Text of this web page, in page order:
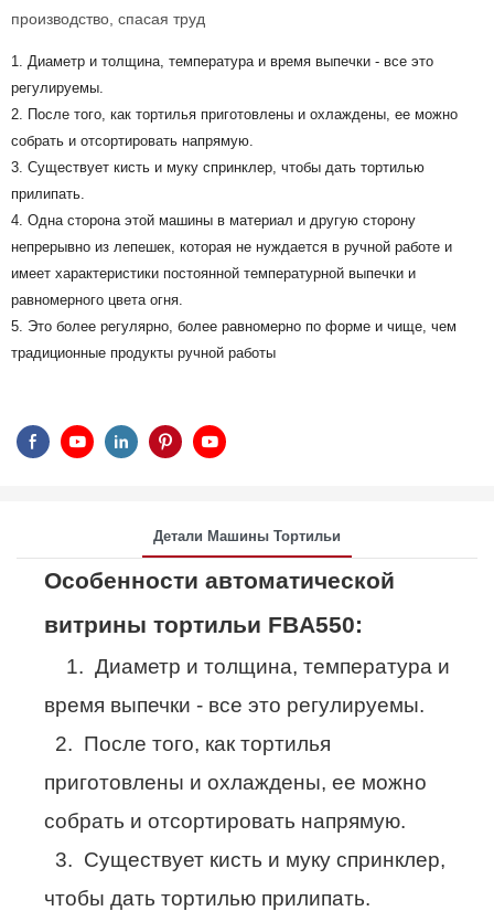
производство, спасая труд
1. Диаметр и толщина, температура и время выпечки - все это
регулируемы.
2. После того, как тортилья приготовлены и охлаждены, ее можно
собрать и отсортировать напрямую.
3. Существует кисть и муку спринклер, чтобы дать тортилью
прилипать.
4. Одна сторона этой машины в материал и другую сторону
непрерывно из лепешек, которая не нуждается в ручной работе и
имеет характеристики постоянной температурной выпечки и
равномерного цвета огня.
5. Это более регулярно, более равномерно по форме и чище, чем
традиционные продукты ручной работы
Детали Машины Тортильи
Особенности автоматической
витрины тортильи FBA550:
1. Диаметр и толщина, температура и
время выпечки - все это регулируемы.
2. После того, как тортилья
приготовлены и охлаждены, ее можно
собрать и отсортировать напрямую.
3. Существует кисть и муку спринклер,
чтобы дать тортилью прилипать.